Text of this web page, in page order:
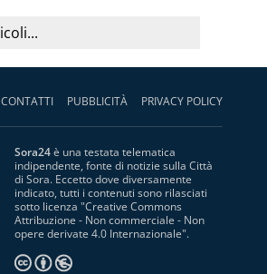
CONTATTI PUBBLICITÀ PRIVACY POLICY
Sora24è una testata telematica
indipendente, fonte di notizie sulla Città
di Sora. Eccetto dove diversamente
indicato, tutti i contenuti sono rilasciati
sotto licenza "Creative Commons
Attribuzione - Non commerciale - Non
opere derivate 4.0 Internazionale".